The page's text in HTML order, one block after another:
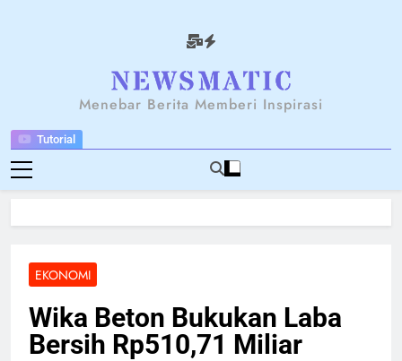
Tutorial
NEWSANTARA
Menebar Berita Memberi Inspirasi
EKONOMI
Wika Beton Bukukan Laba
Bersih Rp510,71 Miliar